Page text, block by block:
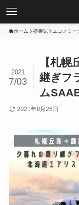
ホーム 搭乗記 エコノミー
【札
継ぎフ
ム
2021
7/03
2021年8月26日